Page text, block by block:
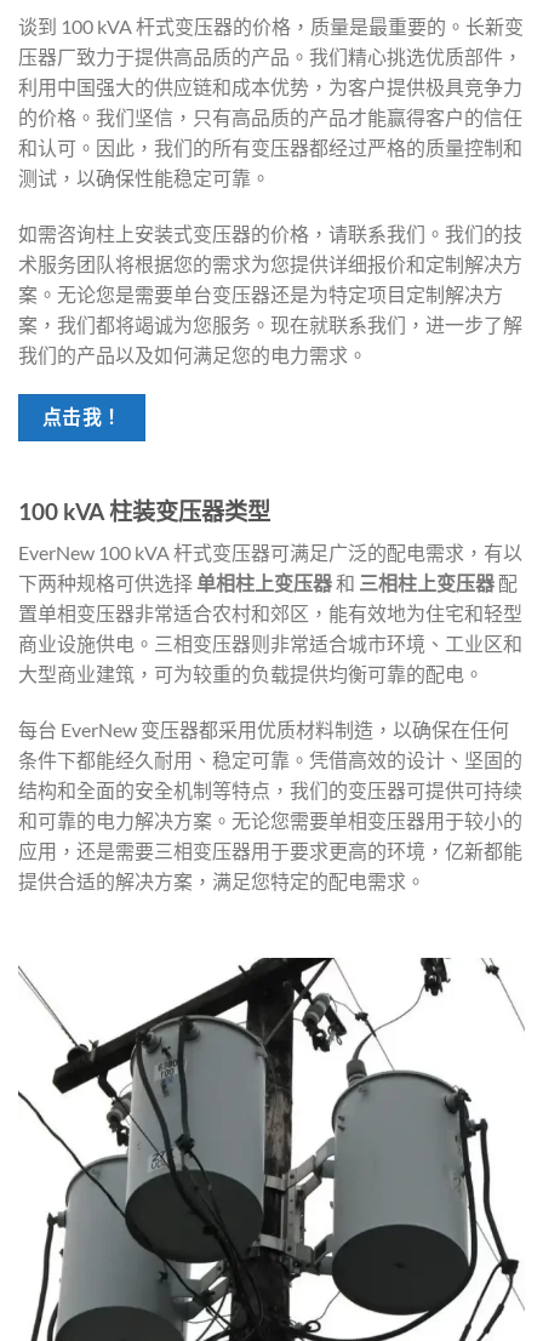
谈到 100 kVA 杆式变压器的价格，质量是最重要的。长新变
压器厂致力于提供高品质的产品。我们精心挑选优质部件，
利用中国强大的供应链和成本优势，为客户提供极具竞争力
的价格。我们坚信，只有高品质的产品才能赢得客户的信任
和认可。因此，我们的所有变压器都经过严格的质量控制和
测试，以确保性能稳定可靠。
如需咨询柱上安装式变压器的价格，请联系我们。我们的技
术服务团队将根据您的需求为您提供详细报价和定制解决方
案。无论您是需要单台变压器还是为特定项目定制解决方
案，我们都将竭诚为您服务。现在就联系我们，进一步了解
我们的产品以及如何满足您的电力需求。
点击我！
100 kVA 柱装变压器类型
EverNew 100 kVA 杆式变压器可满足广泛的配电需求，有以
下两种规格可供选择 单相柱上变压器和 三相柱上变压器配
置单相变压器非常适合农村和郊区，能有效地为住宅和轻型
商业设施供电。三相变压器则非常适合城市环境、工业区和
大型商业建筑，可为较重的负载提供均衡可靠的配电。
每台 EverNew 变压器都采用优质材料制造，以确保在任何
条件下都能经久耐用、稳定可靠。凭借高效的设计、坚固的
结构和全面的安全机制等特点，我们的变压器可提供可持续
和可靠的电力解决方案。无论您需要单相变压器用于较小的
应用，还是需要三相变压器用于要求更高的环境，亿新都能
提供合适的解决方案，满足您特定的配电需求。